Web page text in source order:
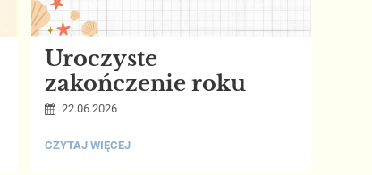
Uroczyste
zakończenie roku
22.06.2026
UROCZYSTE
CZYTAJ WIĘCEJ